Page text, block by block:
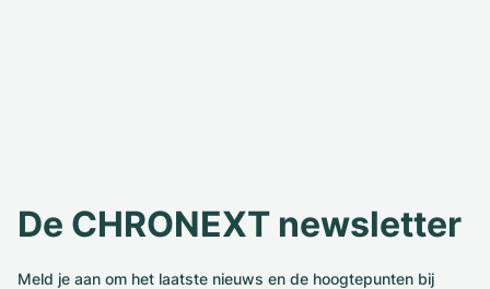
De CHRONEXT newsletter
Meld je aan om het laatste nieuws en de hoogtepunten bij